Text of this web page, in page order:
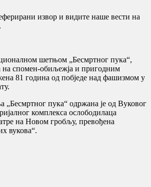
извор и видите наше вести на
шетњом „Бесмртног пука“,
на спомен-обиљежја и пригодним
81 година од побједе над фашизмом у
„Бесмртног пука“ одржана је од Вуковог
комплекса ослободилаца
на Новом гробљу, превођена
вукова“.